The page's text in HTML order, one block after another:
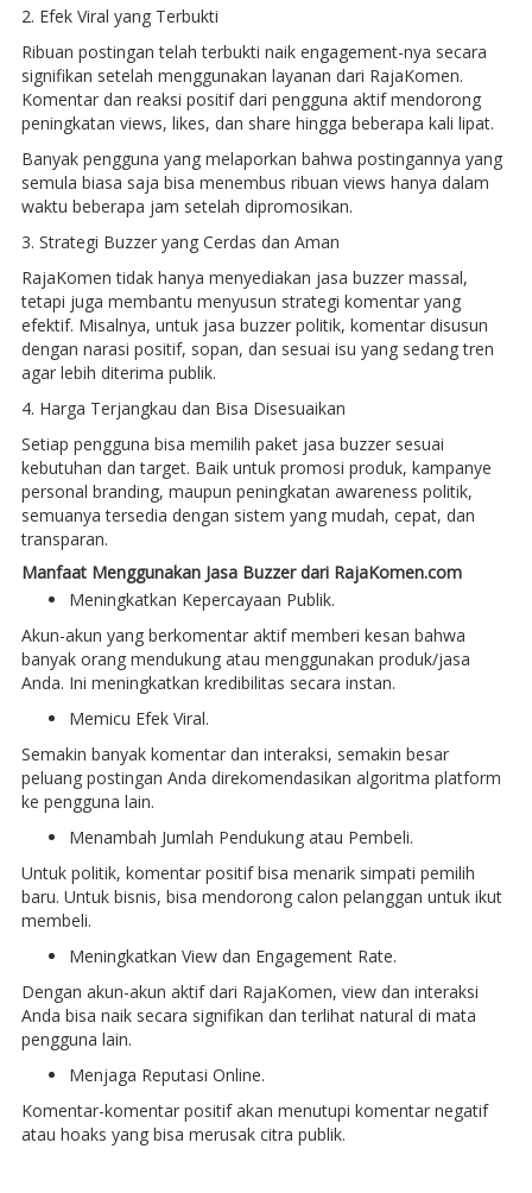
2. Efek Viral yang Terbukti
Ribuan postingan telah terbukti naik engagement-nya secara
signifikan setelah menggunakan layanan dari RajaKomen.
Komentar dan reaksi positif dari pengguna aktif mendorong
peningkatan views, likes, dan share hingga beberapa kali lipat.
Banyak pengguna yang melaporkan bahwa postingannya yang
semula biasa saja bisa menembus ribuan views hanya dalam
waktu beberapa jam setelah dipromosikan.
3. Strategi Buzzer yang Cerdas dan Aman
RajaKomen tidak hanya menyediakan jasa buzzer massal,
tetapi juga membantu menyusun strategi komentar yang
efektif. Misalnya, untuk jasa buzzer politik, komentar disusun
dengan narasi positif, sopan, dan sesuai isu yang sedang tren
agar lebih diterima publik.
4. Harga Terjangkau dan Bisa Disesuaikan
Setiap pengguna bisa memilih paket jasa buzzer sesuai
kebutuhan dan target. Baik untuk promosi produk, kampanye
personal branding, maupun peningkatan awareness politik,
semuanya tersedia dengan sistem yang mudah, cepat, dan
transparan.
Manfaat Menggunakan Jasa Buzzer dari RajaKomen.com
Meningkatkan Kepercayaan Publik.
Akun-akun yang berkomentar aktif memberi kesan bahwa
banyak orang mendukung atau menggunakan produk/jasa
Anda. Ini meningkatkan kredibilitas secara instan.
Memicu Efek Viral.
Semakin banyak komentar dan interaksi, semakin besar
peluang postingan Anda direkomendasikan algoritma platform
ke pengguna lain.
Menambah Jumlah Pendukung atau Pembeli.
Untuk politik, komentar positif bisa menarik simpati pemilih
baru. Untuk bisnis, bisa mendorong calon pelanggan untuk ikut
membeli.
Meningkatkan View dan Engagement Rate.
Dengan akun-akun aktif dari RajaKomen, view dan interaksi
Anda bisa naik secara signifikan dan terlihat natural di mata
pengguna lain.
Menjaga Reputasi Online.
Komentar-komentar positif akan menutupi komentar negatif
atau hoaks yang bisa merusak citra publik.